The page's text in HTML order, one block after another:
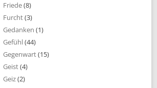
Friede(8)
Furcht(3)
Gedanken (1)
Gefühl(44)
Gegenwart(15)
Geist(4)
Geiz(2)